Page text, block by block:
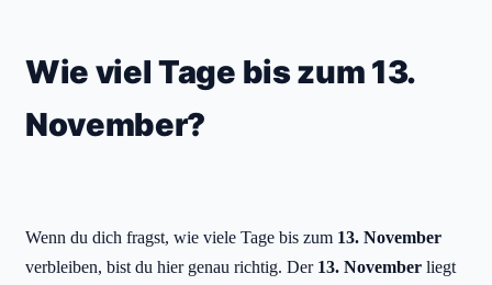
Wie viel Tage bis zum 13.
November?
Wenn du dich fragst, wie viele Tage bis zum 13. November
verbleiben, bist du hier genau richtig. Der 13. November liegt